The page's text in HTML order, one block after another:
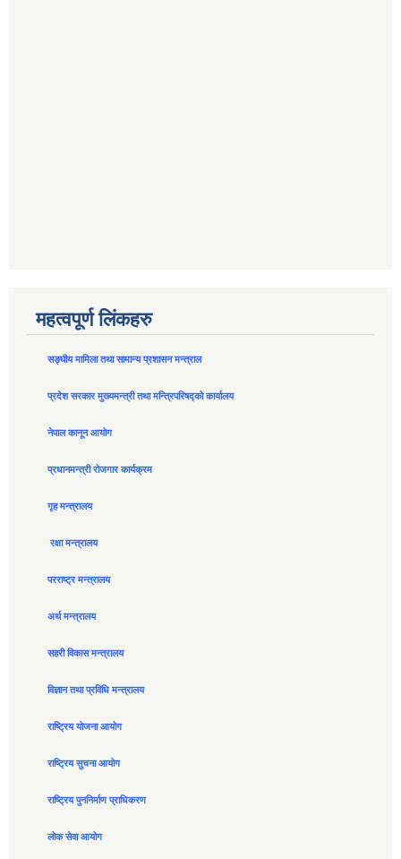
महत्वपूर्ण लिंकहरु
सङ्घीय मामिला तथा सामान्य प्रशासन मन्त्राल
प्रदेश सरकार मुख्यमन्त्री तथा मन्त्रिपरिषद्को कार्यालय
नेपाल कानून आयोग
प्रधानमन्त्री रोजगार कार्यक्रम
गृह मन्त्रालय
रक्षा मन्त्रालय
परराष्ट्र मन्त्रालय
अर्थ मन्त्रालय
सहरी विकास मन्त्रालय
विज्ञान तथा प्रविधि मन्त्रालय
राष्ट्रिय योजना आयोग
राष्ट्रिय सुचना आयोग
राष्ट्रिय पुननिर्माण प्राधिकरण
लोक सेवा आयोग